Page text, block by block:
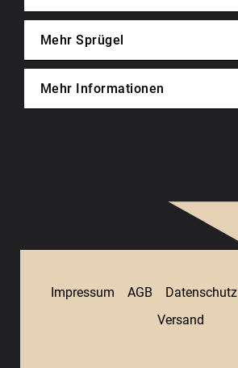
Mehr Sprügel
Mehr Informationen
Impressum AGB Datenschutz
Versand